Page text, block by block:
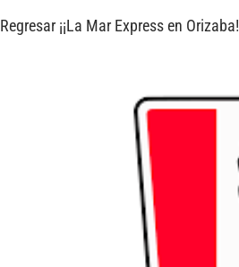
Regresar ¡¡La Mar Express en